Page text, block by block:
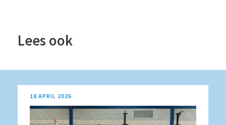
Lees ook
18 APRIL 2026